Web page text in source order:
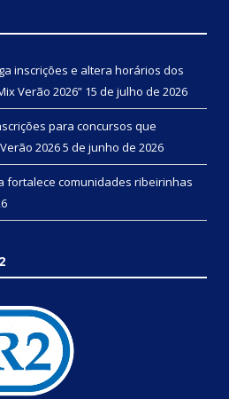
inscrições e altera horários dos
Verão 2026” 15 de julho de 2026
para concursos que
20265 de junho de 2026
fortalece comunidades ribeirinhas